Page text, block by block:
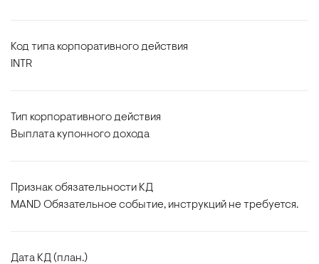
Код типа корпоративного действия
INTR
Тип корпоративного действия
Выплата купонного дохода
Признак обязательности КД
MAND Обязательное событие, инструкций не требуется.
Дата КД (план.)